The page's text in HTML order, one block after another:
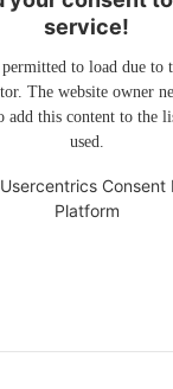
service!
to load due to
The website owner
add this content to the
used.
Usercentrics Consent
Platform